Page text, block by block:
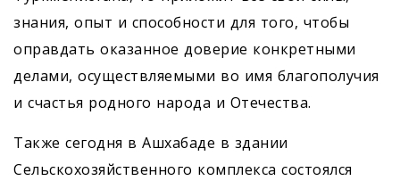
знания, опыт и способности для того, чтобы
оправдать оказанное доверие конкретными
делами, осуществляемыми во имя благополучия
и счастья родного народа и Отечества.
Также сегодня в Ашхабаде в здании
Сельскохозяйственного комплекса состоялся